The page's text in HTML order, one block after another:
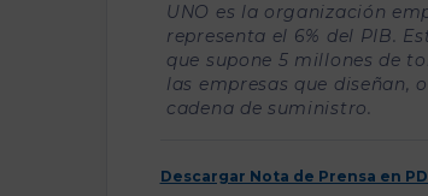
UNO es la organización
representa el 6% del PIB.
que supone 5 millones de
las empresas que diseñan,
cadena de suministro.
Descargar Nota de Prensa en